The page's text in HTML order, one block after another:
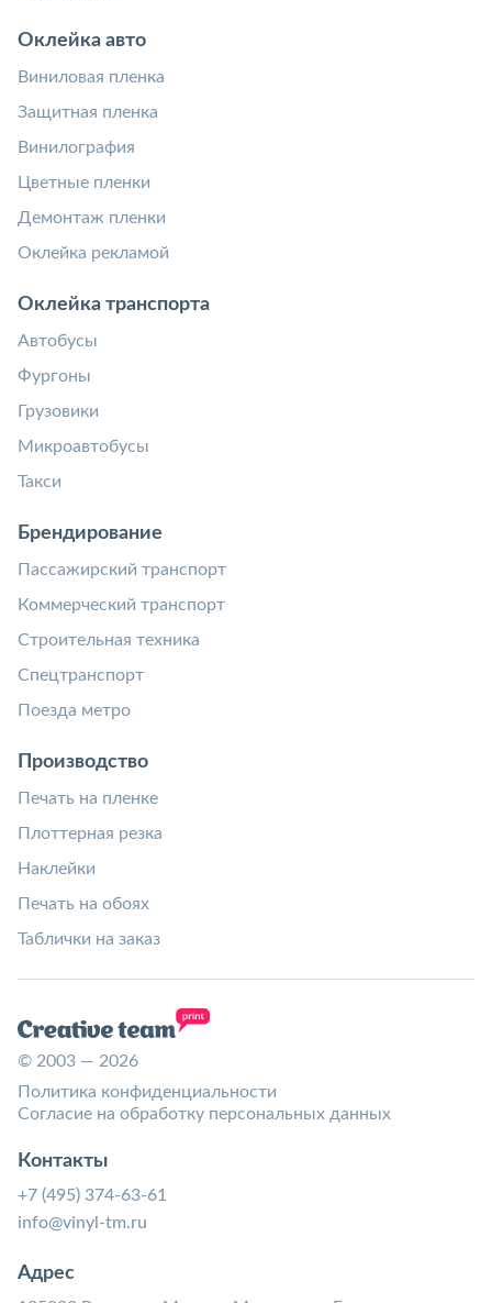
Оклейка авто
Виниловая пленка
Защитная пленка
Винилография
Цветные пленки
Демонтаж пленки
Оклейка рекламой
Оклейка транспорта
Автобусы
Фургоны
Грузовики
Микроавтобусы
Такси
Брендирование
Пассажирский транспорт
Коммерческий транспорт
Строительная техника
Спецтранспорт
Поезда метро
Производство
Печать на пленке
Плоттерная резка
Наклейки
Печать на обоях
Таблички на заказ
© 2003 — 2026
Политика конфиденциальности
Согласие на обработку персональных данных
Контакты
+7 (495) 374-63-61
info@vinyl-tm.ru
Адрес